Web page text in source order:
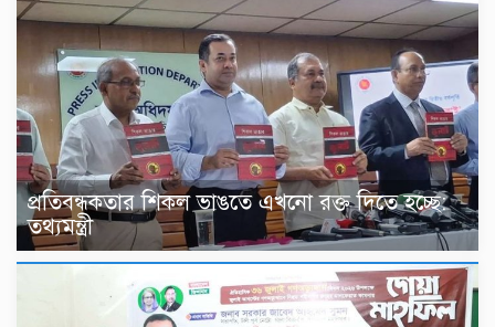
প্রতিবন্ধকতার শিকল ভাঙতে এখনো রক্ত দিতে হচ্ছে:
তথ্যমন্ত্রী